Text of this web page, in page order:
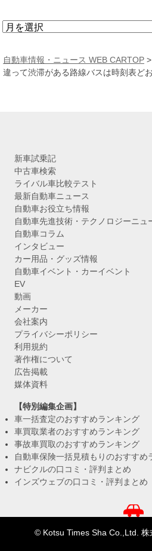
ア
カ
イ
自動車情報・ニュース WEB CARTOP >
違って渋滞がある路線バスは時刻表ど
新車試乗記
中古車検索
ライバル車比較テスト
最新自動車ニュース
自動車お役立ち情報
自動車先進技術・テクノロジーニュ
自動車コラム
インタビュー
カー用品・グッズ情報
自動車イベント・カーイベント
EV
動画
メーカー
会社案内
プライバシーポリシー
利用規約
著作権について
広告掲載
媒体資料
【特別編集企画】
車一括査定のおすすめランキング
車買取業者のおすすめランキング
事故車買取のおすすめランキング
自動車保険一括見積もりのおすすめ
ナビクルの口コミ・評判まとめ
インズウェブの口コミ・評判まとめ
© Kotsu Times Sha Co.,Ltd. 株